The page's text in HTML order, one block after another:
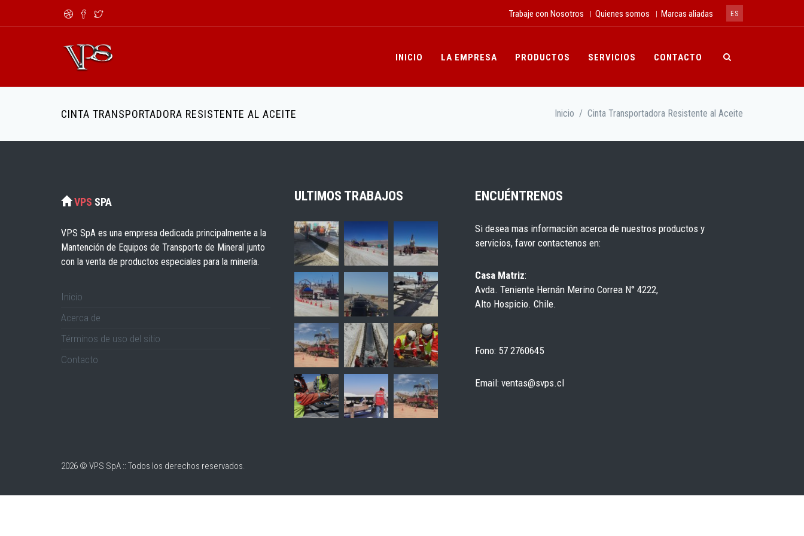
Pasar al contenido principal
Trabaje con Nosotros | Quienes somos | Marcas aliadas ES
INICIO LA EMPRESA PRODUCTOS SERVICIOS CONTACTO
CINTA TRANSPORTADORA RESISTENTE AL ACEITE Inicio / Cinta Transportadora Resistente al Aceite
VPS SPA
VPS SpA es una empresa dedicada principalmente a la
Mantención de Equipos de Transporte de Mineral junto
con la venta de productos especiales para la minería.
Inicio
Acerca de
Términos de uso del sitio
Contacto
ULTIMOS TRABAJOS ENCUÉNTRENOS
Si desea mas información acerca de nuestros productos y
servicios, favor contactenos en:
Casa Matriz:
Avda. Teniente Hernán Merino Correa N° 4222,
Alto Hospicio. Chile.
Fono: 57 2760645
Email: ventas@svps.cl
2026 © VPS SpA :: Todos los derechos reservados.